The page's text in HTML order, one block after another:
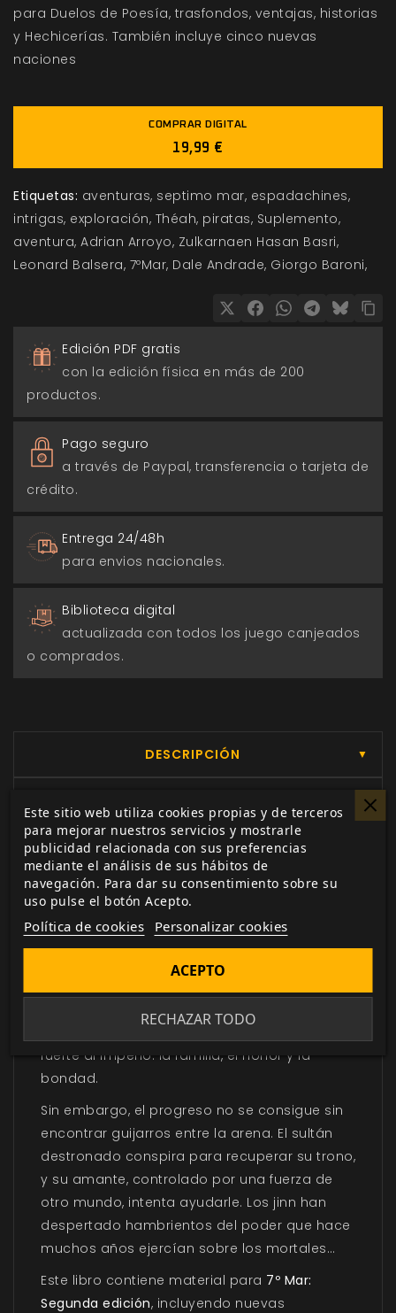
para Duelos de Poesía, trasfondos, ventajas, historias
y Hechicerías. También incluye cinco nuevas
naciones
COMPRAR DIGITAL
19,99 €
Etiquetas: aventuras septimo mar espadachines
intrigas exploración Théah piratas Suplemento
aventura Adrian Arroyo Zulkarnaen Hasan Basri
Leonard Balsera 7ºMar Dale Andrade Giorgo Baroni
Edición PDF gratis
con la edición física en más de 200
productos.
Pago seguro
a través de Paypal, transferencia o tarjeta de
crédito.
Entrega 24/48h
para envios nacionales.
Biblioteca digital
actualizada con todos los juego canjeados
o comprados.
DESCRIPCIÓN ▼
En una tierra antigua de arena y sol, aquellos
que arden con más fuerza proyectan las
sombras más largas.
Cuando la legítima emperatriz regresó a
casa para reclamar su trono, el imperio se
regocijó. A medida que el imperio despierta a
un nuevo amanecer, desde los comerciantes
fuerte al imperio: la familia, el honor y la
bondad.
Sin embargo, el progreso no se consigue sin
encontrar guijarros entre la arena. El sultán
destronado conspira para recuperar su trono,
y su amante, controlado por una fuerza de
otro mundo, intenta ayudarle. Los jinn han
despertado hambrientos del poder que hace
muchos años ejercían sobre los mortales…
Este libro contiene material para 7º Mar:
Segunda edición, incluyendo nuevas
Este sitio web utiliza cookies propias y de terceros
para mejorar nuestros servicios y mostrarle
publicidad relacionada con sus preferencias
mediante el análisis de sus hábitos de
navegación. Para dar su consentimiento sobre su
uso pulse el botón Acepto.
Política de cookies Personalizar cookies
RECHAZAR TODO
ACEPTO